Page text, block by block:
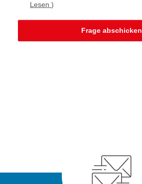
Lesen )
Frage abschicken